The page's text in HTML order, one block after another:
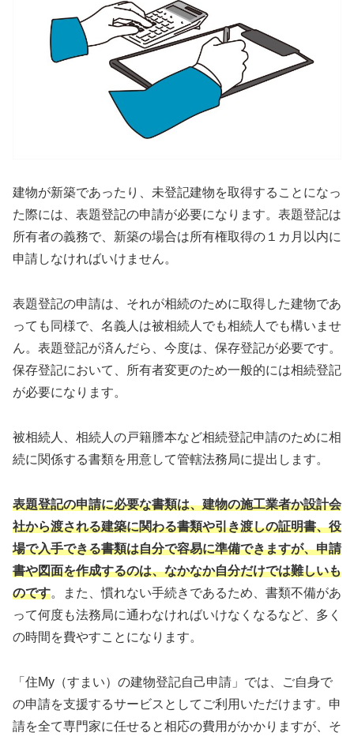
建物が新築であったり、未登記建物を取得することになっ
た際には、表題登記の申請が必要になります。表題登記は
所有者の義務で、新築の場合は所有権取得の１カ月以内に
申請しなければいけません。
表題登記の申請は、それが相続のために取得した建物であ
っても同様で、名義人は被相続人でも相続人でも構いませ
ん。表題登記が済んだら、今度は、保存登記が必要です。
保存登記において、所有者変更のため一般的には相続登記
が必要になります。
被相続人、相続人の戸籍謄本など相続登記申請のために相
続に関係する書類を用意して管轄法務局に提出します。
表題登記の申請に必要な書類は、建物の施工業者か設計会
社から渡される建築に関わる書類や引き渡しの証明書、役
場で入手できる書類は自分で容易に準備できますが、申請
書や図面を作成するのは、なかなか自分だけでは難しいも
のです。また、慣れない手続きであるため、書類不備があ
って何度も法務局に通わなければいけなくなるなど、多く
の時間を費やすことになります。
「住My（すまい）の建物登記自己申請」では、ご自身で
の申請を支援するサービスとしてご利用いただけます。申
請を全て専門家に任せると相応の費用がかかりますが、そ